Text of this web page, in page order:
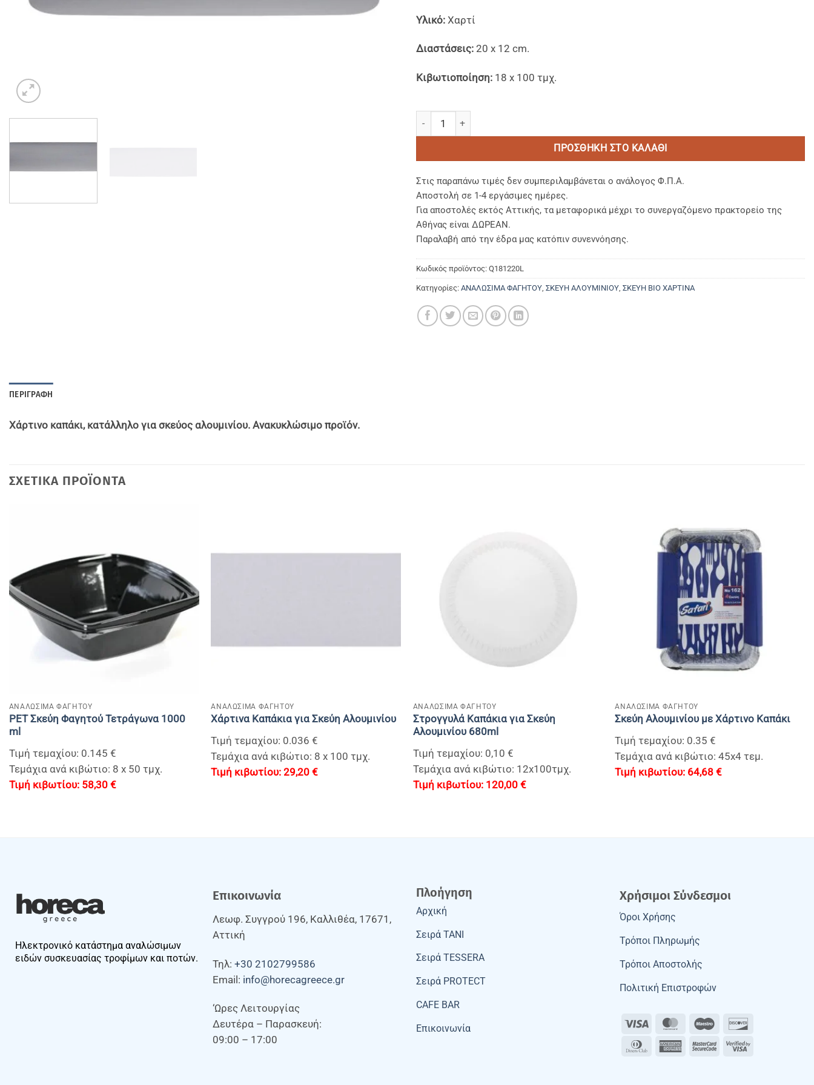
Yλικό: Xαρτί
Διαστάσεις: 20 x 12 cm.
Kιβωτιοποίηση: 18 x 100 τμχ.
ΠΡΟΣΘΉΚΗ ΣΤΟ ΚΑΛΆΘΙ
Στις παραπάνω τιμές δεν συμπεριλαμβάνεται ο ανάλογος Φ.Π.Α.
Αποστολή σε 1-4 εργάσιμες ημέρες.
Για αποστολές εκτός Αττικής, τα μεταφορικά μέχρι το συνεργαζόμενο πρακτορείο της
Αθήνας είναι ΔΩΡΕΑΝ.
Παραλαβή από την έδρα μας κατόπιν συνεννόησης.
Κωδικός προϊόντος: Q181220L
Κατηγορίες: ΑΝΑΛΩΣΙΜΑ ΦΑΓΗΤΟΥ ΣΚΕΥΗ ΑΛΟΥΜΙΝΙΟΥ ΣΚΕΥΗ ΒΙΟ ΧΑΡΤΙΝΑ
ΠΕΡΙΓΡΑΦΉ
Χάρτινο καπάκι, κατάλληλο για σκεύος αλουμινίου. Ανακυκλώσιμο προϊόν.
ΣΧΕΤΙΚΆ ΠΡΟΪΌΝΤΑ
ΑΝΑΛΩΣΙΜΑ ΦΑΓΗΤΟΥ
PET Σκεύη Φαγητού Τετράγωνα 1000
ml
Τιμή τεμαχίου: 0.145 €
Τεμάχια ανά κιβώτιο: 8 x 50 τμχ.
58,30 €
ΑΝΑΛΩΣΙΜΑ ΦΑΓΗΤΟΥ
Χάρτινα Καπάκια για Σκεύη Αλουμινίου
Τιμή τεμαχίου: 0.036 €
Τεμάχια ανά κιβώτιο: 8 x 100 τμχ.
29,20€
ΑΝΑΛΩΣΙΜΑ ΦΑΓΗΤΟΥ
Στρογγυλά Καπάκια για Σκεύη
Αλουμινίου 680ml
Τιμή τεμαχίου: 0,10 €
Τεμάχια ανά κιβώτιο: 12x100τμχ.
120,00 €
ΑΝΑΛΩΣΙΜΑ ΦΑΓΗΤΟΥ
Σκεύη Αλουμινίου με Χάρτινο Καπάκι
Τιμή τεμαχίου: 0.35 €
Τεμάχια ανά κιβώτιο: 45x4 τεμ.
64,68€
Ηλεκτρονικό κατάστημα αναλώσιμων
ειδών συσκευασίας τροφίμων και ποτών.
Επικοινωνία
Λεωφ. Συγγρού 196, Καλλιθέα, 17671,
Αττική
Τηλ: +30 2102799586
Email: info@horecagreece.gr
‘Ωρες Λειτουργίας
Δευτέρα – Παρασκευή:
09:00 – 17:00
Πλοήγηση
Αρχική
Σειρά TANI
Σειρά TESSERA
Σειρά PROTECT
CAFE BAR
Επικοινωνία
Χρήσιμοι Σύνδεσμοι
Όροι Χρήσης
Τρόποι Πληρωμής
Τρόποι Αποστολής
Πολιτική Επιστροφών
Visa MasterCardMaestro
Dinners AmericanMasterCard
Visa